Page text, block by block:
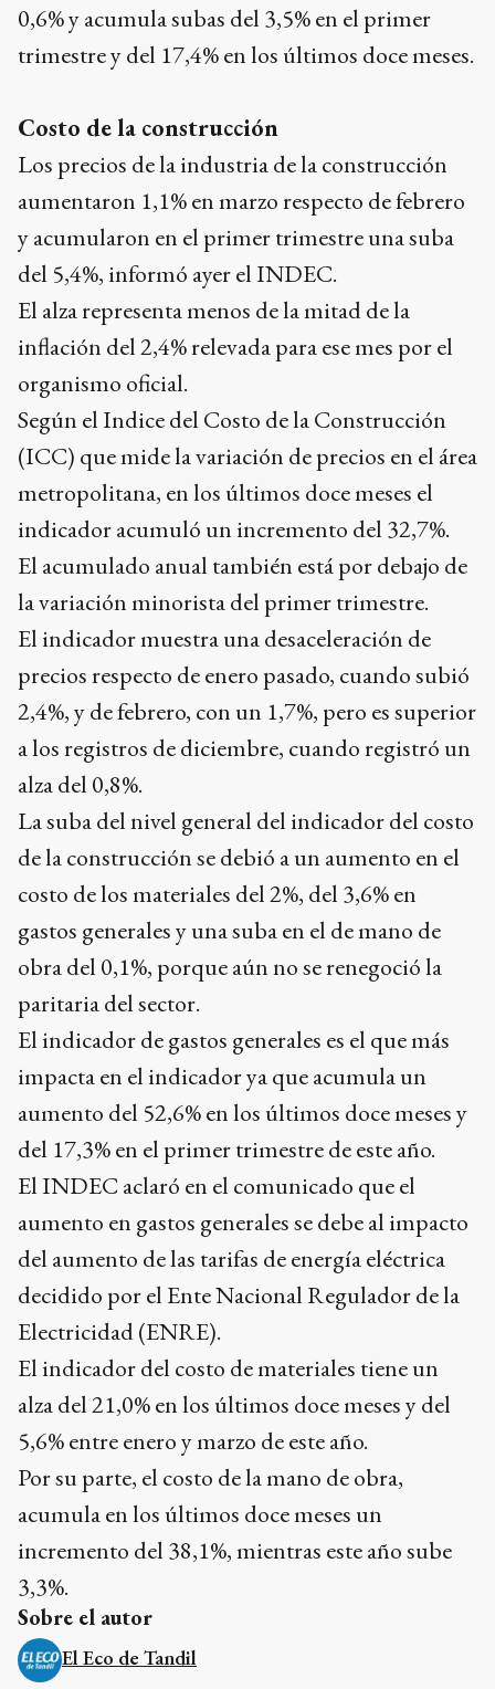
0,6% y acumula subas del 3,5% en el primer
trimestre y del 17,4% en los últimos doce meses.
Costo de la construcción
Los precios de la industria de la construcción
aumentaron 1,1% en marzo respecto de febrero
y acumularon en el primer trimestre una suba
del 5,4%, informó ayer el INDEC.
El alza representa menos de la mitad de la
inflación del 2,4% relevada para ese mes por el
organismo oficial.
Según el Indice del Costo de la Construcción
(ICC) que mide la variación de precios en el área
metropolitana, en los últimos doce meses el
indicador acumuló un incremento del 32,7%.
El acumulado anual también está por debajo de
la variación minorista del primer trimestre.
El indicador muestra una desaceleración de
precios respecto de enero pasado, cuando subió
2,4%, y de febrero, con un 1,7%, pero es superior
a los registros de diciembre, cuando registró un
alza del 0,8%.
La suba del nivel general del indicador del costo
de la construcción se debió a un aumento en el
costo de los materiales del 2%, del 3,6% en
gastos generales y una suba en el de mano de
obra del 0,1%, porque aún no se renegoció la
paritaria del sector.
El indicador de gastos generales es el que más
impacta en el indicador ya que acumula un
aumento del 52,6% en los últimos doce meses y
del 17,3% en el primer trimestre de este año.
El INDEC aclaró en el comunicado que el
aumento en gastos generales se debe al impacto
del aumento de las tarifas de energía eléctrica
decidido por el Ente Nacional Regulador de la
Electricidad (ENRE).
El indicador del costo de materiales tiene un
alza del 21,0% en los últimos doce meses y del
5,6% entre enero y marzo de este año.
Por su parte, el costo de la mano de obra,
acumula en los últimos doce meses un
incremento del 38,1%, mientras este año sube
3,3%.
Sobre el autor
El Eco de Tandil